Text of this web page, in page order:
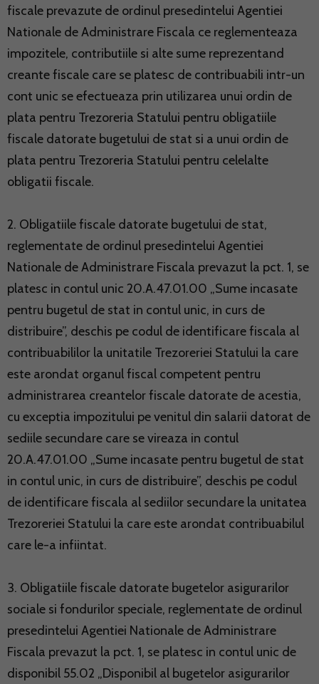
fiscale prevazute de ordinul presedintelui Agentiei
Nationale de Administrare Fiscala ce reglementeaza
impozitele, contributiile si alte sume reprezentand
creante fiscale care se platesc de contribuabili intr-un
cont unic se efectueaza prin utilizarea unui ordin de
plata pentru Trezoreria Statului pentru obligatiile
fiscale datorate bugetului de stat si a unui ordin de
plata pentru Trezoreria Statului pentru celelalte
obligatii fiscale.
2. Obligatiile fiscale datorate bugetului de stat,
reglementate de ordinul presedintelui Agentiei
Nationale de Administrare Fiscala prevazut la pct. 1, se
platesc in contul unic 20.A.47.01.00 „Sume incasate
pentru bugetul de stat in contul unic, in curs de
distribuire”, deschis pe codul de identificare fiscala al
contribuabililor la unitatile Trezoreriei Statului la care
este arondat organul fiscal competent pentru
administrarea creantelor fiscale datorate de acestia,
cu exceptia impozitului pe venitul din salarii datorat de
sediile secundare care se vireaza in contul
20.A.47.01.00 „Sume incasate pentru bugetul de stat
in contul unic, in curs de distribuire”, deschis pe codul
de identificare fiscala al sediilor secundare la unitatea
Trezoreriei Statului la care este arondat contribuabilul
care le-a infiintat.
3. Obligatiile fiscale datorate bugetelor asigurarilor
sociale si fondurilor speciale, reglementate de ordinul
presedintelui Agentiei Nationale de Administrare
Fiscala prevazut la pct. 1, se platesc in contul unic de
disponibil 55.02 „Disponibil al bugetelor asigurarilor